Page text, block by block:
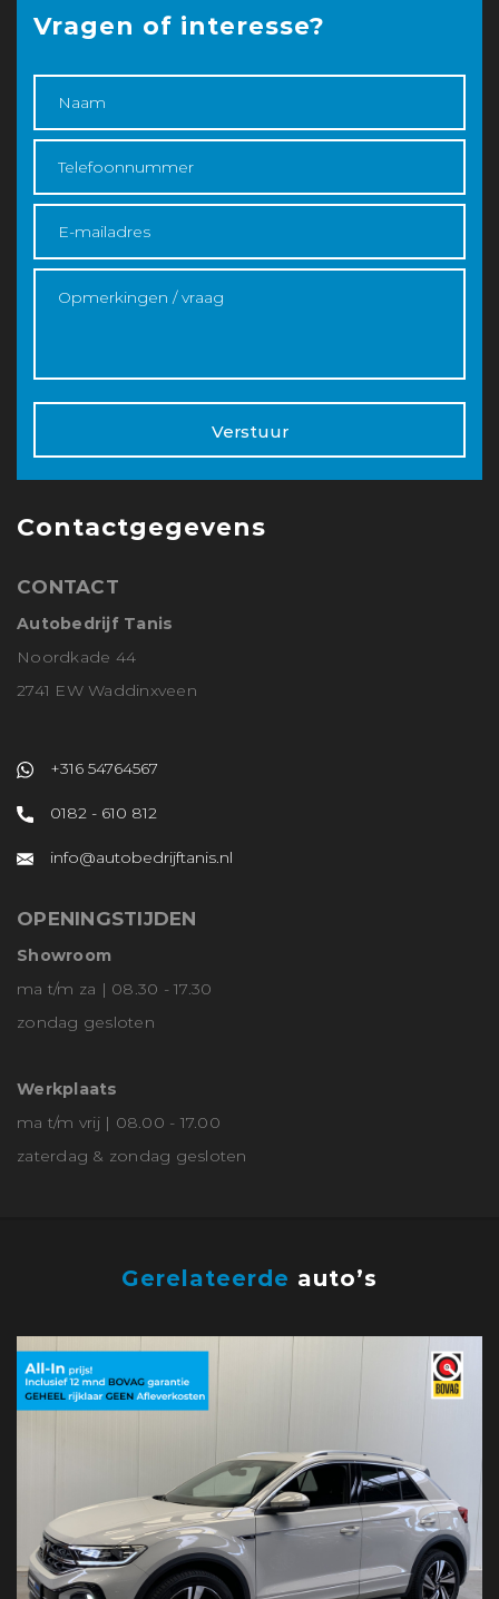
Vragen of interesse?
Verstuur
Contactgegevens
CONTACT
Autobedrijf Tanis
Noordkade 44
2741 EW Waddinxveen
+316 54764567
0182 - 610 812
info@autobedrijftanis.nl
OPENINGSTIJDEN
Showroom
ma t/m za | 08.30 - 17.30
zondag gesloten
Werkplaats
ma t/m vrij | 08.00 - 17.00
zaterdag & zondag gesloten
Gerelateerde auto’s